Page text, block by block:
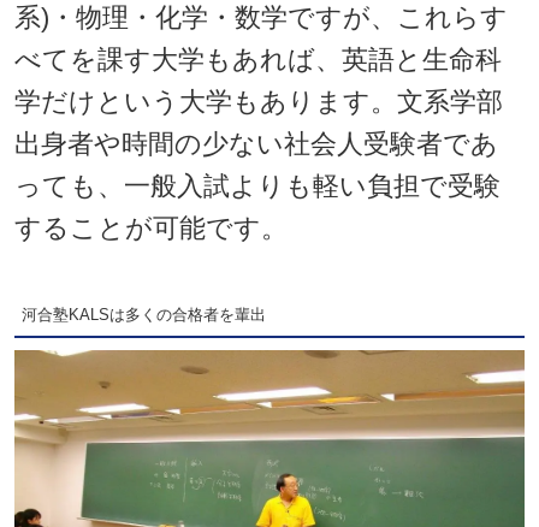
系)・物理・化学・数学ですが、これらす
べてを課す大学もあれば、英語と生命科
学だけという大学もあります。文系学部
出身者や時間の少ない社会人受験者であ
っても、一般入試よりも軽い負担で受験
することが可能です。
河合塾KALSは多くの合格者を輩出